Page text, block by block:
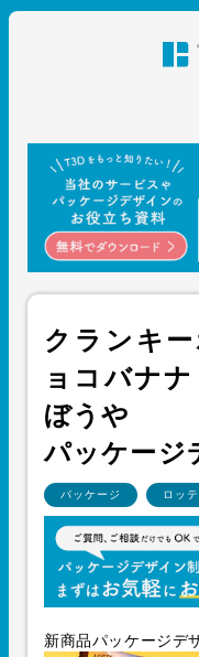
ン 株式会社T3デザ
クランキ
ョコバナ
ぼうや
パッケージ
パッケージ ロッテ
新商品パッケージデ